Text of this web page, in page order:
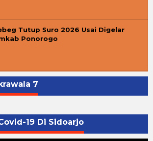
Tutup Suro 2026 Usai Digelar
Ponorogo
7
19 Di Sidoarjo